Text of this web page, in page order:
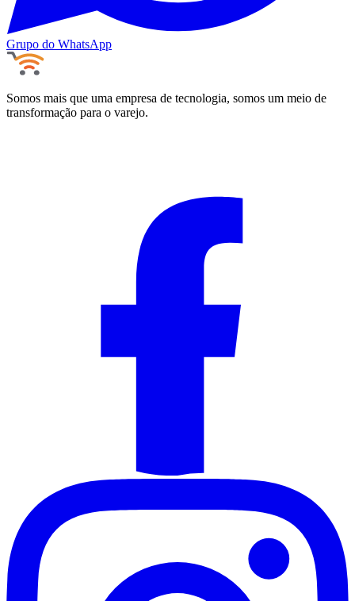
Grupo do WhatsApp
Somos mais que uma empresa de tecnologia, somos um meio de
transformação para o varejo.